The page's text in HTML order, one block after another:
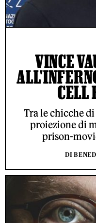
VINCE
CELL
Tra le chicche di
proiezione di
prison-
DI